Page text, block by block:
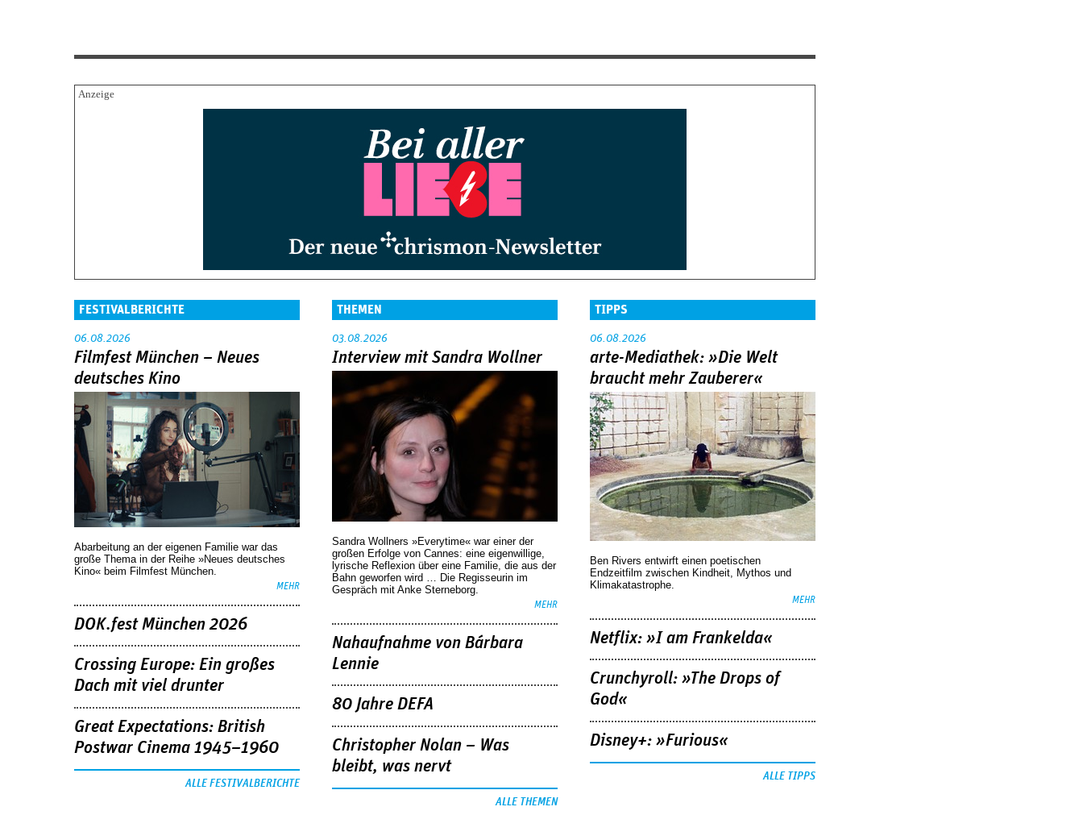
FESTIVALBERICHTE
06.08.2026
Filmfest München – Neues
deutsches Kino
Abarbeitung an der eigenen Familie war das
große Thema in der Reihe »Neues deutsches
Kino« beim Filmfest München.
MEHR
DOK.fest München 2026
Crossing Europe: Ein großes
Dach mit viel drunter
Great Expectations: British
Postwar Cinema 1945–1960
ALLE FESTIVALBERICHTE
THEMEN
03.08.2026
Interview mit Sandra Wollner
Sandra Wollners »Everytime« war einer der
großen Erfolge von Cannes: eine eigenwillige,
lyrische Reflexion über eine ­Familie, die aus der
Bahn geworfen wird … Die Regisseurin im
Gespräch mit Anke Sterneborg.
MEHR
Nahaufnahme von Bárbara
Lennie
80 Jahre DEFA
Christopher Nolan – Was
bleibt, was nervt
ALLE THEMEN
TIPPS
06.08.2026
arte-Mediathek: »Die Welt
braucht mehr Zauberer«
Ben Rivers entwirft einen poetischen
Endzeitfilm zwischen Kindheit, Mythos und
Klimakatastrophe.
MEHR
Netflix: »I am Frankelda«
Crunchyroll: »The Drops of
God«
Disney+: »Furious«
ALLE TIPPS